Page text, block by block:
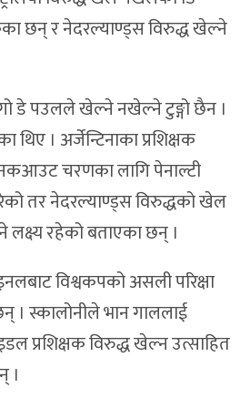
छन् र नेदरल्याण्ड्स विरुद्ध खेल्ने
डे पउलले खेल्ने नखेल्ने टुङ्गो छैन ।
थिए । अर्जेन्टिनाका प्रशिक्षक
चरणका लागि पेनाल्टी
तर नेदरल्याण्ड्स विरुद्धको खेल
रहेको बताएका छन् ।
विश्वकपको असली परिक्षा
स्कालोनीले भान गाललाई
प्रशिक्षक विरुद्ध खेल्न उत्साहित
।